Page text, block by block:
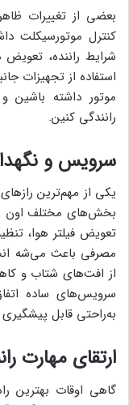
بعضی از تغییرات
کنترل موتورسیکلت
شرایط راننده،
استفاده از تجهیزات
موتور داشته باشین
رانندگی کنین.
سرویس و
یکی از مهم‌ترین
بخش‌های مختلف اون
تعویض فیلتر هوا،
مصرفی باعث می‌شه
از افت‌های شتاب و
سرویس‌های ساده
به‌راحتی قابل
ارتقای مهارت
گاهی اوقات بهترین